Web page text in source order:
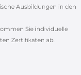
Ausbildungen in den
Sie individuelle
Zertifikaten ab.